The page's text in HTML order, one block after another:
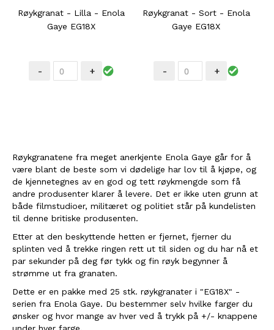
Røykgranat - Lilla - Enola
Gaye EG18X
- +
Røykgranat - Sort - Enola
Gaye EG18X
- +
Røykgranatene fra meget anerkjente Enola Gaye går for å
være blant de beste som vi dødelige har lov til å kjøpe, og
de kjennetegnes av en god og tett røykmengde som få
andre produsenter klarer å levere. Det er ikke uten grunn at
både filmstudioer, militæret og politiet står på kundelisten
til denne britiske produsenten.
Etter at den beskyttende hetten er fjernet, fjerner du
splinten ved å trekke ringen rett ut til siden og du har nå et
par sekunder på deg før tykk og fin røyk begynner å
strømme ut fra granaten.
Dette er en pakke med 25 stk. røykgranater i "EG18X" -
serien fra Enola Gaye. Du bestemmer selv hvilke farger du
ønsker og hvor mange av hver ved å trykk på +/- knappene